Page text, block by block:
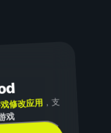
修改应用 ，支
戏